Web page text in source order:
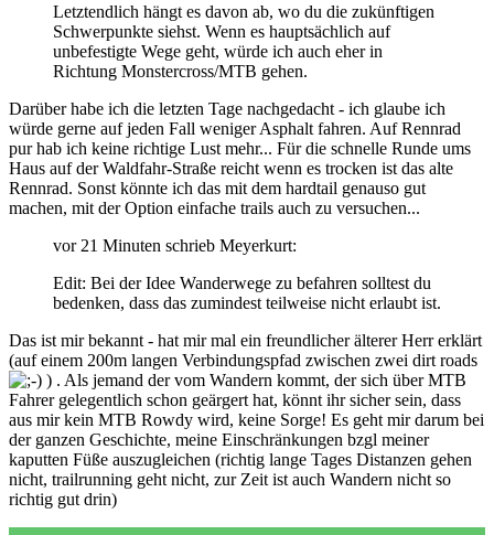
Letztendlich hängt es davon ab, wo du die zukünftigen
Schwerpunkte siehst. Wenn es hauptsächlich auf
unbefestigte Wege geht, würde ich auch eher in
Richtung Monstercross/MTB gehen.
Darüber habe ich die letzten Tage nachgedacht - ich glaube ich
würde gerne auf jeden Fall weniger Asphalt fahren. Auf Rennrad
pur hab ich keine richtige Lust mehr... Für die schnelle Runde ums
Haus auf der Waldfahr-Straße reicht wenn es trocken ist das alte
Rennrad. Sonst könnte ich das mit dem hardtail genauso gut
machen, mit der Option einfache trails auch zu versuchen...
vor 21 Minuten schrieb Meyerkurt:
Edit: Bei der Idee Wanderwege zu befahren solltest du
bedenken, dass das zumindest teilweise nicht erlaubt ist.
Das ist mir bekannt - hat mir mal ein freundlicher älterer Herr erklärt
(auf einem 200m langen Verbindungspfad zwischen zwei dirt roads
) . Als jemand der vom Wandern kommt, der sich über MTB
Fahrer gelegentlich schon geärgert hat, könnt ihr sicher sein, dass
aus mir kein MTB Rowdy wird, keine Sorge! Es geht mir darum bei
der ganzen Geschichte, meine Einschränkungen bzgl meiner
kaputten Füße auszugleichen (richtig lange Tages Distanzen gehen
nicht, trailrunning geht nicht, zur Zeit ist auch Wandern nicht so
richtig gut drin)